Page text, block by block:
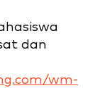
dan
wm-